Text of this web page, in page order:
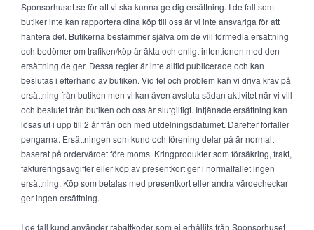
Sponsorhuset.se för att vi ska kunna ge dig ersättning. I de fall som
butiker inte kan rapportera dina köp till oss är vi inte ansvariga för att
hantera det. Butikerna bestämmer själva om de vill förmedla ersättning
och bedömer om trafiken/köp är äkta och enligt intentionen med den
ersättning de ger. Dessa regler är inte alltid publicerade och kan
beslutas i efterhand av butiken. Vid fel och problem kan vi driva krav på
ersättning från butiken men vi kan även avsluta sådan aktivitet när vi vill
och beslutet från butiken och oss är slutgiltigt. Intjänade ersättning kan
lösas ut i upp till 2 år från och med utdelningsdatumet. Därefter förfaller
pengarna. Ersättningen som kund och förening delar på är normalt
baserat på ordervärdet före moms. Kringprodukter som försäkring, frakt,
faktureringsavgifter eller köp av presentkort ger i normalfallet ingen
ersättning. Köp som betalas med presentkort eller andra värdecheckar
ger ingen ersättning.
I de fall kund använder rabattkoder som ej erhållits från Sponsorhuset